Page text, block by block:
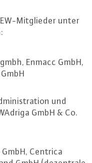
Mit­glie­der unter
Enmacc GmbH,
und
GmbH & Co.
Centrica